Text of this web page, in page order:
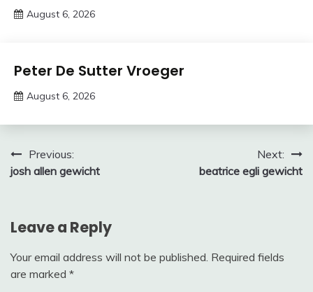
August 6, 2026
Trends
Peter De Sutter Vroeger
August 6, 2026
Post
navigation
Previous:
josh allen gewicht
Next:
beatrice egli gewicht
Leave a Reply
Your email address will not be published. Required fields
are marked *